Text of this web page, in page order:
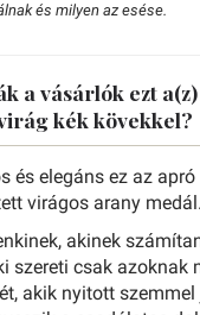
és milyen az esése.
a vásárlók ezt
kék kövekkel?
és elegáns ez az
virágos arany medál.
akinek
szereti csak azoknak
akik nyitott szemmel